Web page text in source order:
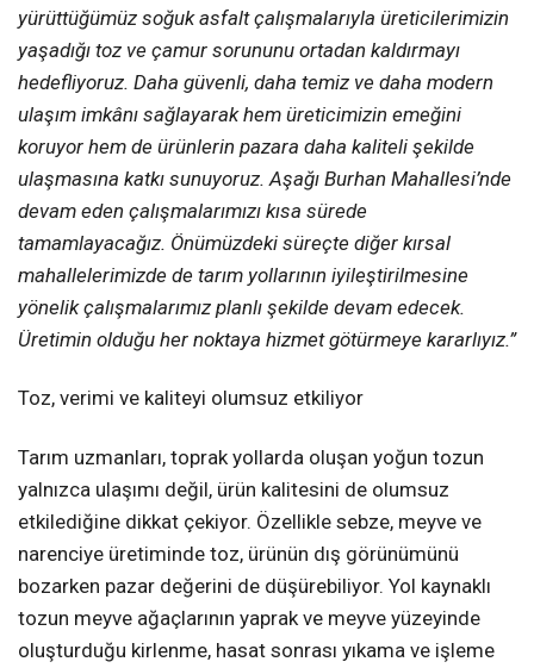
yürüttüğümüz soğuk asfalt çalışmalarıyla üreticilerimizin
yaşadığı toz ve çamur sorununu ortadan kaldırmayı
hedefliyoruz. Daha güvenli, daha temiz ve daha modern
ulaşım imkânı sağlayarak hem üreticimizin emeğini
koruyor hem de ürünlerin pazara daha kaliteli şekilde
ulaşmasına katkı sunuyoruz. Aşağı Burhan Mahallesi’nde
devam eden çalışmalarımızı kısa sürede
tamamlayacağız. Önümüzdeki süreçte diğer kırsal
mahallelerimizde de tarım yollarının iyileştirilmesine
yönelik çalışmalarımız planlı şekilde devam edecek.
Üretimin olduğu her noktaya hizmet götürmeye kararlıyız.”
Toz, verimi ve kaliteyi olumsuz etkiliyor
Tarım uzmanları, toprak yollarda oluşan yoğun tozun
yalnızca ulaşımı değil, ürün kalitesini de olumsuz
etkilediğine dikkat çekiyor. Özellikle sebze, meyve ve
narenciye üretiminde toz, ürünün dış görünümünü
bozarken pazar değerini de düşürebiliyor. Yol kaynaklı
tozun meyve ağaçlarının yaprak ve meyve yüzeyinde
oluşturduğu kirlenme, hasat sonrası yıkama ve işleme